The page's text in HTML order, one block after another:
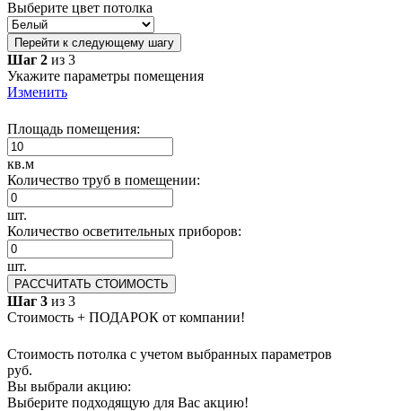
Выберите цвет потолка
Перейти к следующему шагу
Шаг 2 из 3
Укажите параметры помещения
Изменить
Площадь помещения:
кв.м
Количество труб в помещении:
шт.
Количество осветительных приборов:
шт.
РАССЧИТАТЬ СТОИМОСТЬ
Шаг 3 из 3
Стоимость + ПОДАРОК от компании!
Стоимость потолка с учетом выбранных параметров
руб.
Вы выбрали акцию:
Выберите подходящую для Вас акцию!